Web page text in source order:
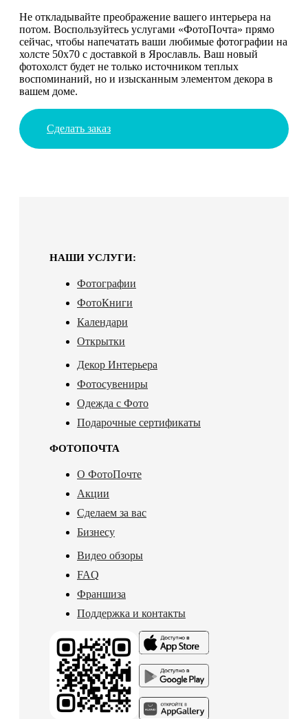
Не откладывайте преображение вашего интерьера на
потом. Воспользуйтесь услугами «ФотоПочта» прямо
сейчас, чтобы напечатать ваши любимые фотографии на
холсте 50х70 с доставкой в Ярославль. Ваш новый
фотохолст будет не только источником теплых
воспоминаний, но и изысканным элементом декора в
вашем доме.
Сделать заказ
НАШИ УСЛУГИ:
Фотографии
ФотоКниги
Календари
Открытки
Декор Интерьера
Фотосувениры
Одежда с Фото
Подарочные сертификаты
ФОТОПОЧТА
О ФотоПочте
Акции
Сделаем за вас
Бизнесу
Видео обзоры
FAQ
Франшиза
Поддержка и контакты